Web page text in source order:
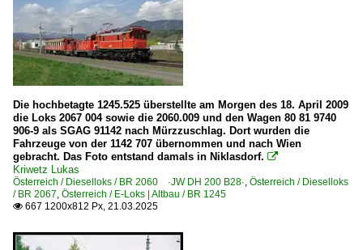
BR 1110
BR 1116 ·ES 64 U2· Taurus
BR 1116 ·ES 64 U2· Taurus Werbeloks
BR 1141
BR 1142
BR 1144
BR 1293 ·Vectron MS·
E-Loks | Altbau
BR 1018
BR 1020
Die hochbetagte 1245.525 überstellte am Morgen des 18. April 2009
die Loks 2067 004 sowie die 2060.009 und den Wagen 80 81 9740
906-9 als SGAG 91142 nach Mürzzuschlag. Dort wurden die
Fahrzeuge von der 1142 707 übernommen und nach Wien
gebracht. Das Foto entstand damals in Niklasdorf. 
Kriwetz Lukas
Österreich / Dieselloks / BR 2060 ·JW DH 200 B28· Österreich / Dieselloks
/ BR 2067 Österreich / E-Loks | Altbau / BR 1245
 667 1200x812 Px, 21.03.2025